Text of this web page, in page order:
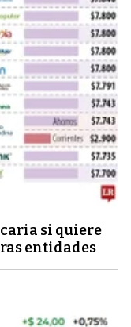
si quiere
entidades